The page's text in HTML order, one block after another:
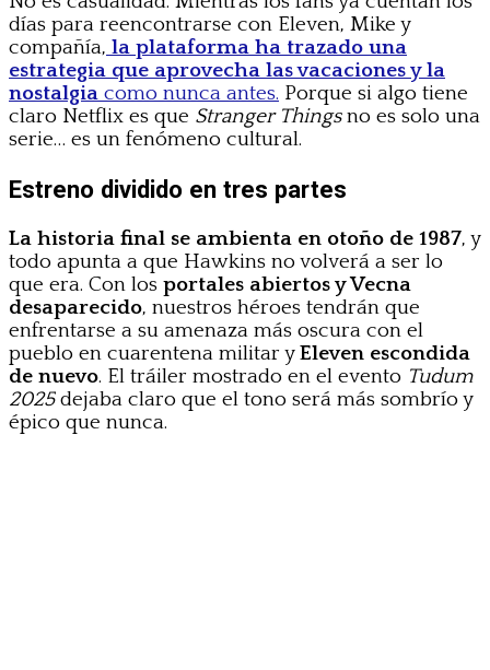
días para reencontrarse con Eleven, Mike y
compañía, la plataforma ha trazado una
estrategia que aprovecha las vacaciones y la
nostalgia como nunca antes. Porque si algo tiene
claro Netflix es que Stranger Thingsno es solo una
serie… es un fenómeno cultural.
Estreno dividido en tres partes
La historia final se ambienta en otoño de 1987, y
todo apunta a que Hawkins no volverá a ser lo
que era. Con los portales abiertos y Vecna
desaparecido, nuestros héroes tendrán que
enfrentarse a su amenaza más oscura con el
pueblo en cuarentena militar yEleven escondida
de nuevo. El tráiler mostrado en el evento Tudum
2025dejaba claro que el tono será más sombrío y
épico que nunca.